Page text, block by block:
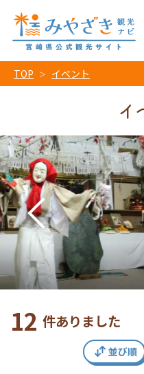
TOP イベント
イ
12 件ありました
並び順